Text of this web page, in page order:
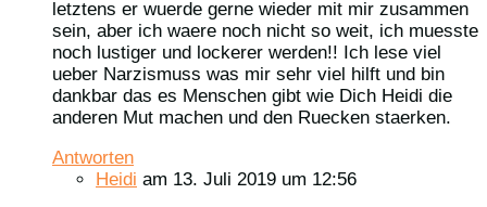
letztens er wuerde gerne wieder mit mir zusammen
sein, aber ich waere noch nicht so weit, ich muesste
noch lustiger und lockerer werden!! Ich lese viel
ueber Narzismuss was mir sehr viel hilft und bin
dankbar das es Menschen gibt wie Dich Heidi die
anderen Mut machen und den Ruecken staerken.
Antworten
Heidi am 13. Juli 2019 um 12:56